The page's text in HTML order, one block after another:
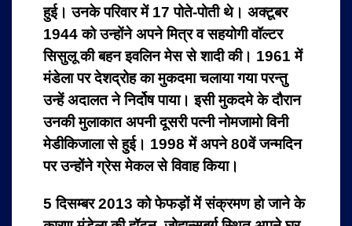
हुई। उनके परिवार में 17 पोते-पोती थे। अक्टूबर
1944 को उन्होंने अपने मित्र व सहयोगी वॉल्टर
सिसुलू की बहन इवलिन मेस से शादी की। 1961 में
मंडेला पर देशद्रोह का मुकदमा चलाया गया परन्तु
उन्हें अदालत ने निर्दोष पाया। इसी मुकदमे के दौरान
उनकी मुलाकात अपनी दूसरी पत्नी नोमजामो विनी
मेडीकिजाला से हुई। 1998 में अपने 80वें जन्मदिन
पर उन्होंने ग्रेस मेकल से विवाह किया।
5 दिसम्बर 2013 को फेफड़ों में संक्रमण हो जाने के